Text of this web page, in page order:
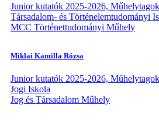
Junior kutatók 2025-2026,
Társadalom- és Történelemtudományi
MCC Történettudományi Műhely
Miklai Kamilla Rózsa
Junior kutatók 2025-2026,
Jogi Iskola
Jog és Társadalom Műhely